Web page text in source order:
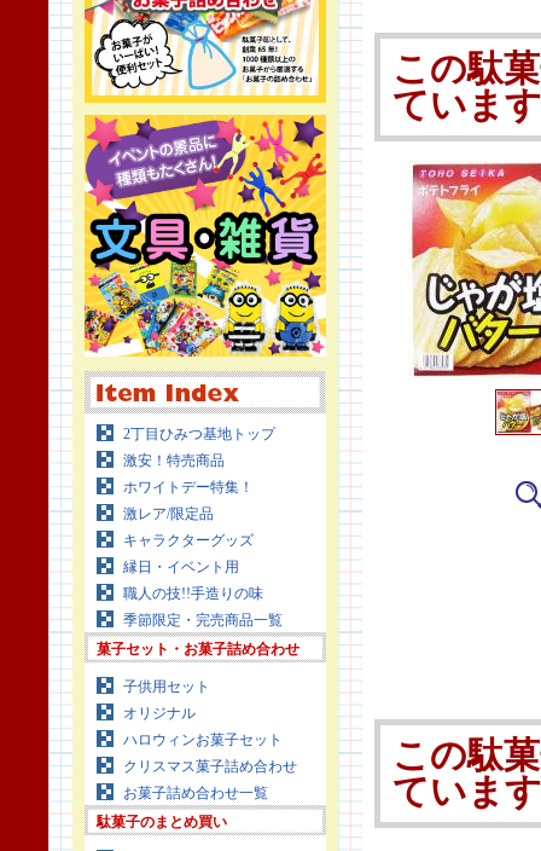
2丁目ひみつ基地トップ
激安！特売商品
ホワイトデー特集！
激レア/限定品
キャラクターグッズ
縁日・イベント用
職人の技!!手造りの味
季節限定・完売商品一覧
菓子セット・お菓子詰め合わせ
子供用セット
オリジナル
ハロウィンお菓子セット
クリスマス菓子詰め合わせ
お菓子詰め合わせ一覧
駄菓子のまとめ買い
この駄
ていま
この駄
ていま